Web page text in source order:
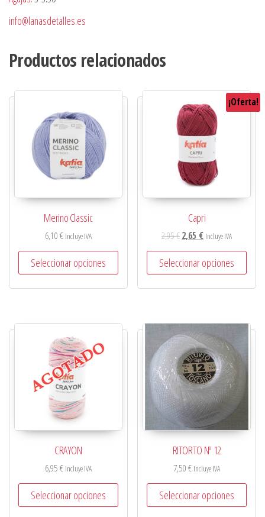
info@lanasdetalles.es
Productos relacionados
Merino Classic
6,10€ Incluye IVA
Seleccionar opciones
¡Oferta!
Capri
2,95€2,65 € Incluye IVA
Seleccionar opciones
CRAYON
6,95€ Incluye IVA
Seleccionar opciones
RITORTO Nº 12
7,50€ Incluye IVA
Seleccionar opciones